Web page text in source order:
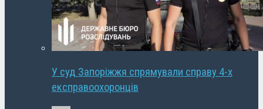
У суд Запоріжжя спрямували справу 4-х
експравоохоронців